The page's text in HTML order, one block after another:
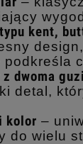
kent,
dwoma
detal,
kolor –
do wielu